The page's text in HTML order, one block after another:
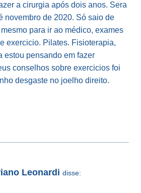
a cirurgia após dois anos. Sera
novembro de 2020. Só saio de
para ir ao médico, exames
exercicio. Pilates. Fisioterapia,
estou pensando em fazer
conselhos sobre exercicios foi
desgaste no joelho direito.
Leonardi disse: